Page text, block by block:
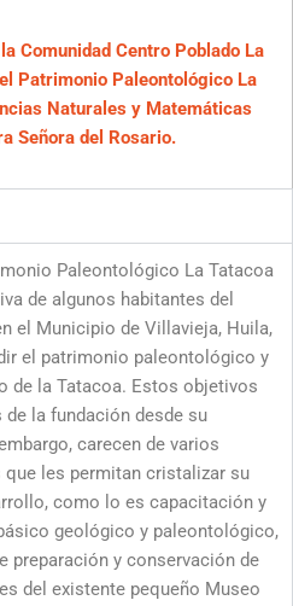
Comunidad Centro Poblado La
Patrimonio Paleontológico La
Naturales y Matemáticas
Señora del Rosario.
Paleontológico La Tatacoa
de algunos habitantes del
el Municipio de Villavieja, Huila,
el patrimonio paleontológico y
de la Tatacoa. Estos objetivos
la fundación desde su
carecen de varios
les permitan cristalizar su
como lo es capacitación y
geológico y paleontológico,
preparación y conservación de
del existente pequeño Museo